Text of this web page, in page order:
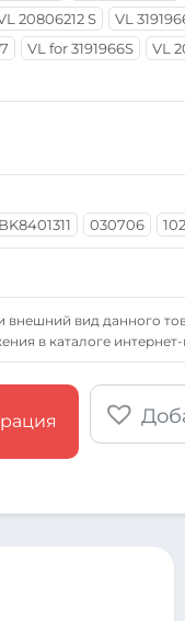
20806212 S VL
VL for 3191966S VL
BK8401311 030706
внешний вид данного
в каталоге интернет-